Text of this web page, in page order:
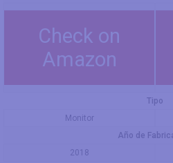
Check on
Amazon
Tipo
Monitor
Año de
2018